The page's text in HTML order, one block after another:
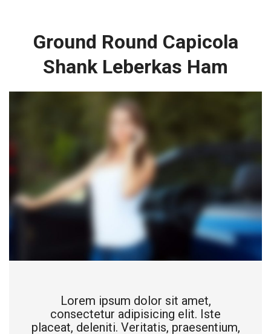
Ground Round Capicola
Shank Leberkas Ham
Lorem ipsum dolor sit amet,
consectetur adipisicing elit. Iste
placeat, deleniti. Veritatis, praesentium,